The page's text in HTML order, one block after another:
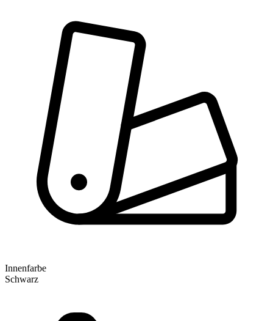
Innenfarbe
Schwarz